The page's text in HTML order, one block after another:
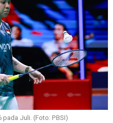
pada Juli. (Foto: PBSI)